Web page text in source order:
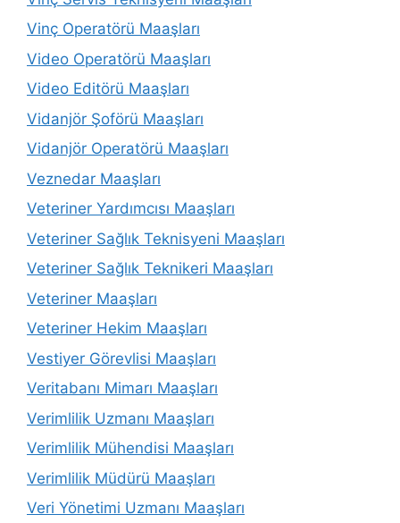
Vinç Operatörü Maaşları
Video Operatörü Maaşları
Video Editörü Maaşları
Vidanjör Şoförü Maaşları
Vidanjör Operatörü Maaşları
Veznedar Maaşları
Veteriner Yardımcısı Maaşları
Veteriner Sağlık Teknisyeni Maaşları
Veteriner Sağlık Teknikeri Maaşları
Veteriner Maaşları
Veteriner Hekim Maaşları
Vestiyer Görevlisi Maaşları
Veritabanı Mimarı Maaşları
Verimlilik Uzmanı Maaşları
Verimlilik Mühendisi Maaşları
Verimlilik Müdürü Maaşları
Veri Yönetimi Uzmanı Maaşları